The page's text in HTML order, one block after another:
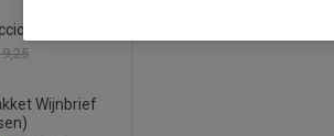
rosato
Wijnbrief